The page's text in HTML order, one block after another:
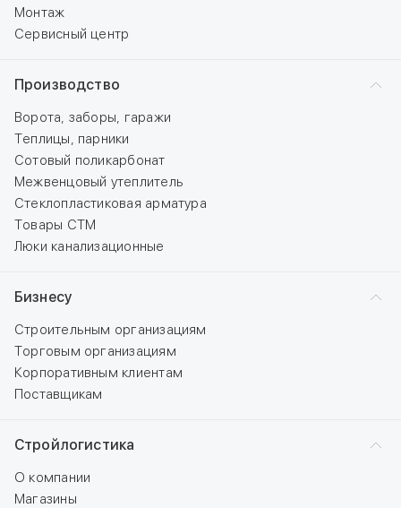
Монтаж
Сервисный центр
Производство
Ворота, заборы, гаражи
Теплицы, парники
Сотовый поликарбонат
Межвенцовый утеплитель
Стеклопластиковая арматура
Товары СТМ
Люки канализационные
Бизнесу
Строительным организациям
Торговым организациям
Корпоративным клиентам
Поставщикам
Стройлогистика
О компании
Магазины